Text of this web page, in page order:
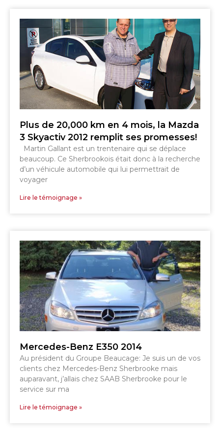
Plus de 20,000 km en 4 mois, la Mazda
3 Skyactiv 2012 remplit ses promesses!
Martin Gallant est un trentenaire qui se déplace
beaucoup. Ce Sherbrookois était donc à la recherche
d’un véhicule automobile qui lui permettrait de
voyager
Lire le témoignage »
Mercedes-Benz E350 2014
Au président du Groupe Beaucage: Je suis un de vos
clients chez Mercedes-Benz Sherbrooke mais
auparavant, j’allais chez SAAB Sherbrooke pour le
service sur ma
Lire le témoignage »
DRUMMONDVILLE
COWANSVILLE
SHERBROOKE
ST-HYACINTHE
GRANBY
VICTORIAVILLE
SHERBROOKE
GRANBY
MAGOG
ST-HYACINTHE